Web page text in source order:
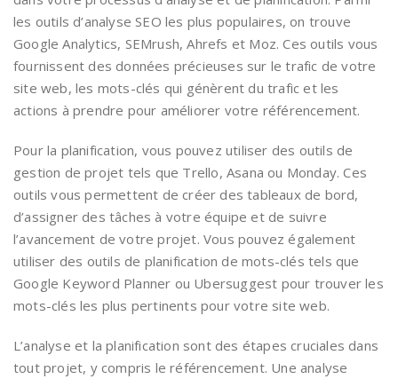
les outils d’analyse SEO les plus populaires, on trouve
Google Analytics, SEMrush, Ahrefs et Moz. Ces outils vous
fournissent des données précieuses sur le trafic de votre
site web, les mots-clés qui génèrent du trafic et les
actions à prendre pour améliorer votre référencement.
Pour la planification, vous pouvez utiliser des outils de
gestion de projet tels que Trello, Asana ou Monday. Ces
outils vous permettent de créer des tableaux de bord,
d’assigner des tâches à votre équipe et de suivre
l’avancement de votre projet. Vous pouvez également
utiliser des outils de planification de mots-clés tels que
Google Keyword Planner ou Ubersuggest pour trouver les
mots-clés les plus pertinents pour votre site web.
L’analyse et la planification sont des étapes cruciales dans
tout projet, y compris le référencement. Une analyse